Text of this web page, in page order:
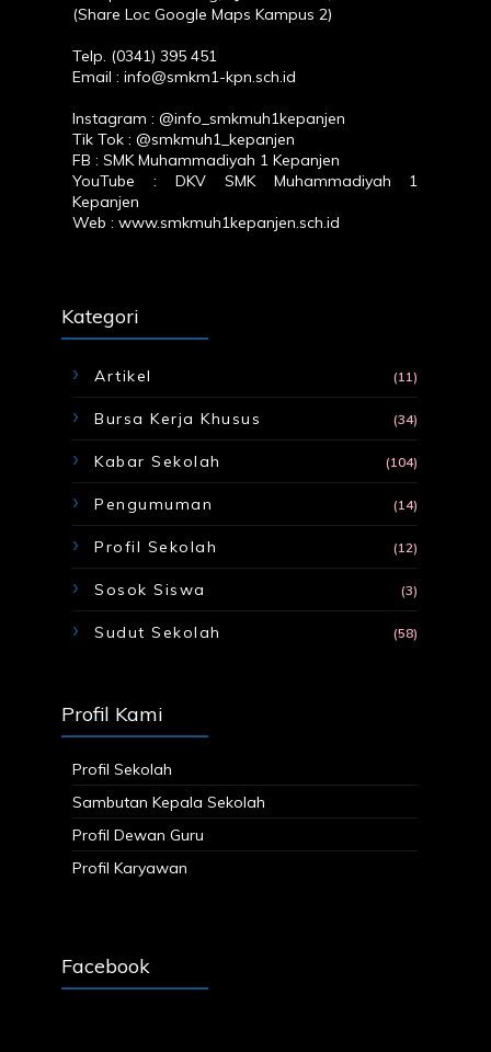
(Share Loc Google Maps Kampus 2)
Telp. (0341) 395 451
Email : info@smkm1-kpn.sch.id
Instagram :@info_smkmuh1kepanjen
Tik Tok :@smkmuh1_kepanjen
FB :SMK Muhammadiyah 1 Kepanjen
YouTube :DKV SMK Muhammadiyah 1
Kepanjen
Web :www.smkmuh1kepanjen.sch.id
Kategori
Artikel (11)
Bursa Kerja Khusus (34)
Kabar Sekolah (104)
Pengumuman (14)
Profil Sekolah (12)
Sosok Siswa (3)
Sudut Sekolah (58)
Profil Kami
Profil Sekolah
Sambutan Kepala Sekolah
Profil Dewan Guru
Profil Karyawan
Facebook